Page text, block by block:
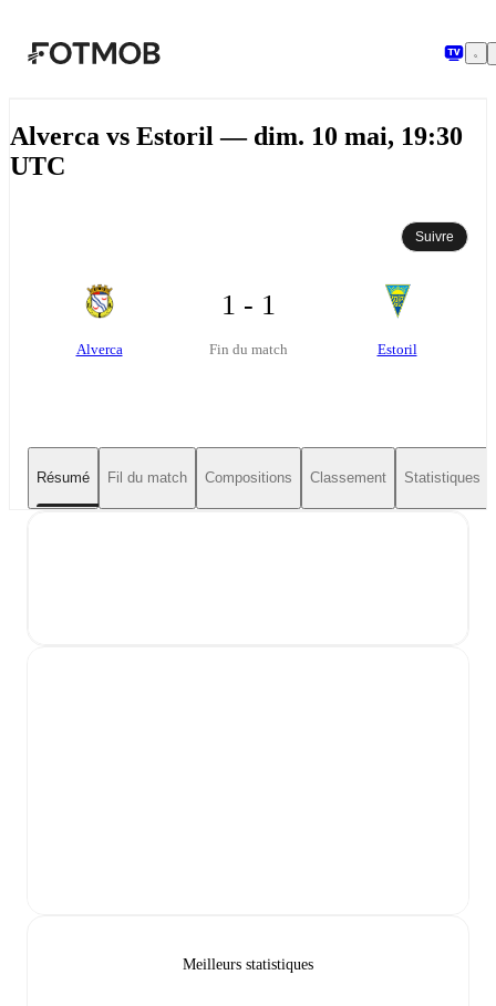
Alverca vs Estoril — dim. 10 mai, 19:30
UTC
Suivre
Alverca
1 - 1
Fin du match Estoril
Résumé Fil du match Compositions Classement Statistiques
Meilleurs statistiques